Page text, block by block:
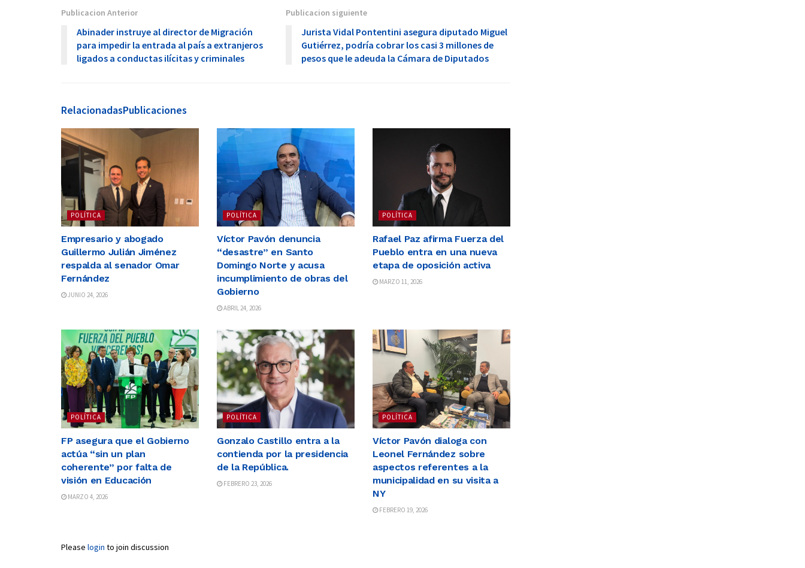
Publicacion Anterior
Abinader instruye al director de Migración
para impedir la entrada al país a extranjeros
ligados a conductas ilícitas y criminales
Publicacion siguiente
Jurista Vidal Pontentini asegura diputado Miguel
Gutiérrez, podría cobrar los casi 3 millones de
pesos que le adeuda la Cámara de Diputados
RelacionadasPublicaciones
POLÍTICA
Empresario y abogado
Guillermo Julián Jiménez
respalda al senador Omar
Fernández
JUNIO 24, 2026
POLÍTICA
Víctor Pavón denuncia
“desastre” en Santo
Domingo Norte y acusa
incumplimiento de obras del
Gobierno
ABRIL 24, 2026
POLÍTICA
Rafael Paz afirma Fuerza del
Pueblo entra en una nueva
etapa de oposición activa
MARZO 11, 2026
POLÍTICA
FP asegura que el Gobierno
actúa “sin un plan
coherente” por falta de
visión en Educación
MARZO 4, 2026
POLÍTICA
Gonzalo Castillo entra a la
contienda por la presidencia
de la República.
FEBRERO 23, 2026
POLÍTICA
Víctor Pavón dialoga con
Leonel Fernández sobre
aspectos referentes a la
municipalidad en su visita a
NY
FEBRERO 19, 2026
Please login to join discussion